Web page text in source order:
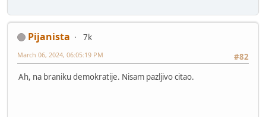
Pijanista
7k
#82
March 06, 2024, 06:05:19 PM
Ah, na braniku demokratije. Nisam pazljivo citao.